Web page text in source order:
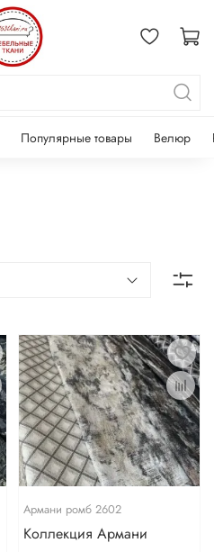
Популярные товары Велюр
Армани ромб 2602
Коллекция Армани